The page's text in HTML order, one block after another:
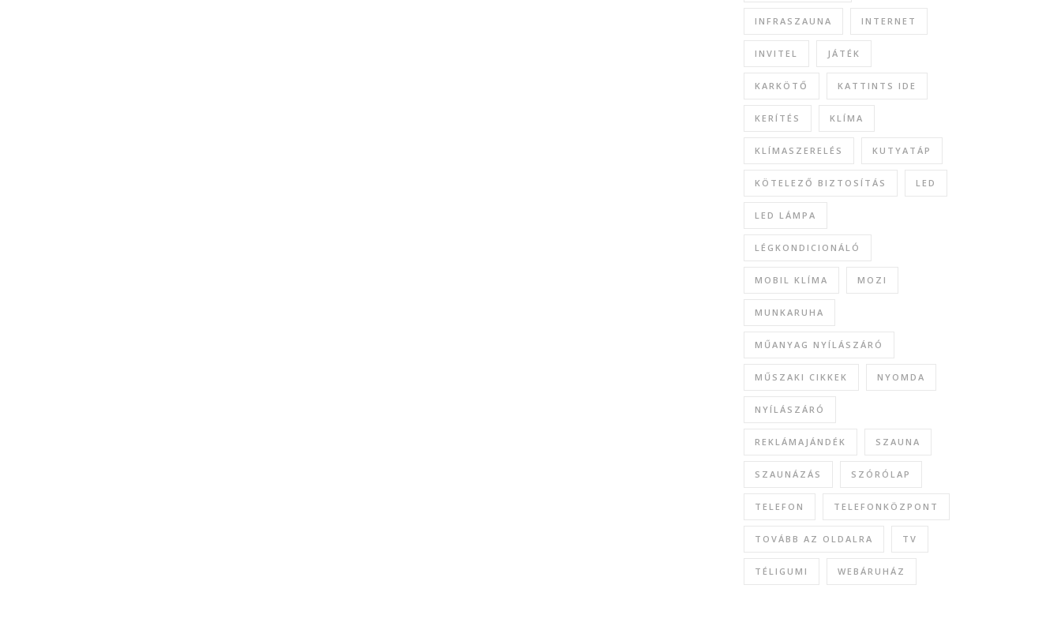
INFRASZAUNA INTERNET
INVITEL JÁTÉK
KARKÖTŐ KATTINTS IDE
KERÍTÉS KLÍMA
KLÍMASZERELÉS KUTYATÁP
KÖTELEZŐ BIZTOSÍTÁS LED
LED LÁMPA
LÉGKONDICIONÁLÓ
MOBIL KLÍMA MOZI
MUNKARUHA
MŰANYAG NYÍLÁSZÁRÓ
MŰSZAKI CIKKEK NYOMDA
NYÍLÁSZÁRÓ
REKLÁMAJÁNDÉK SZAUNA
SZAUNÁZÁS SZÓRÓLAP
TELEFON TELEFONKÖZPONT
TOVÁBB AZ OLDALRA TV
TÉLIGUMI WEBÁRUHÁZ